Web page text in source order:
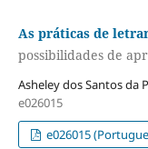
As práticas de
possibilidades de
Asheley dos Santos da
e026015
e026015